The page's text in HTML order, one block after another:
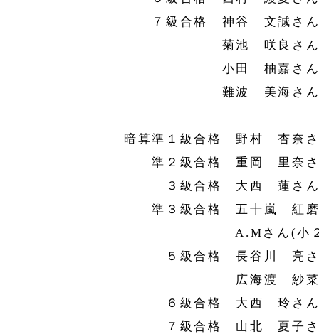
７級合格 神谷 文誠さん
菊池 咲良さん(
小田 柚嘉さん(
難波 美海さん(
暗算準１級合格 野村 杏奈
準２級合格 重岡 里奈さ
３級合格 大西 蓮さん
準３級合格 五十嵐 紅磨
A.Mさん(小
５級合格 長谷川 亮さ
広海渡 紗菜さ
６級合格 大西 玲さん
７級合格 山北 夏子